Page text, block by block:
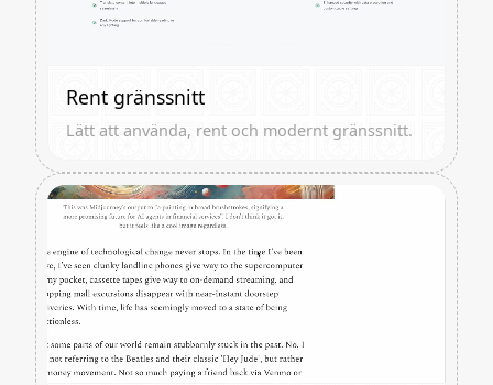
Rent gränssnitt
Lätt att använda, rent och modernt gränssnitt.